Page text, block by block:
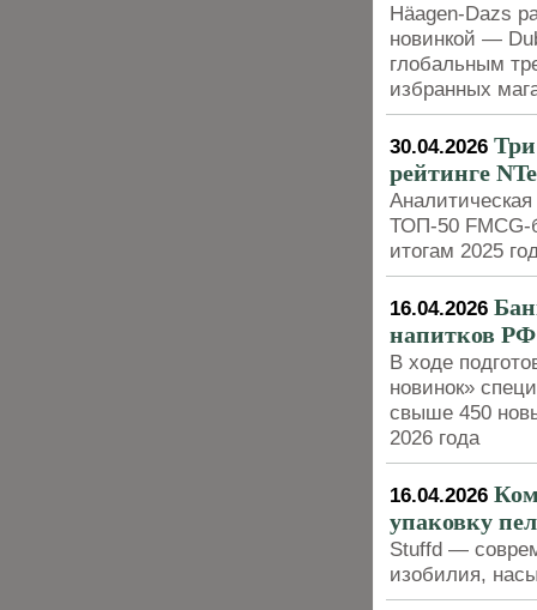
Häagen-Dazs
новинкой —
глобальным
избранных
30.04.2026
рейтинге
ТОП-50 FMCG-
итогам 2025
16.04.2026
напитков РФ
В ходе
новинок»
свыше 450
2026 года
16.04.2026
упаковку
Stuffd —
изобилия,